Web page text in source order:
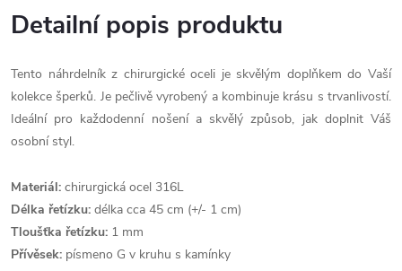
Detailní popis produktu
Tento náhrdelník z chirurgické oceli je skvělým doplňkem do Vaší
kolekce šperků. Je pečlivě vyrobený a kombinuje krásu s trvanlivostí.
Ideální pro každodenní nošení a skvělý způsob, jak doplnit Váš
osobní styl.
Materiál: chirurgická ocel 316L
Délka řetízku: délka cca 45 cm (+/- 1 cm)
Tloušťka řetízku: 1 mm
Přívěsek: písmeno G v kruhu s kamínky